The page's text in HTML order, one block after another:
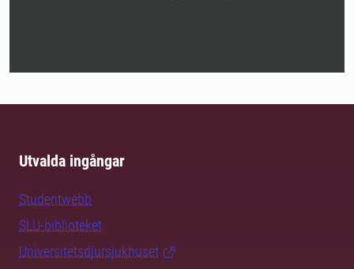
Utvalda ingångar
Studentwebb
SLU-biblioteket
Universitetsdjursjukhuset